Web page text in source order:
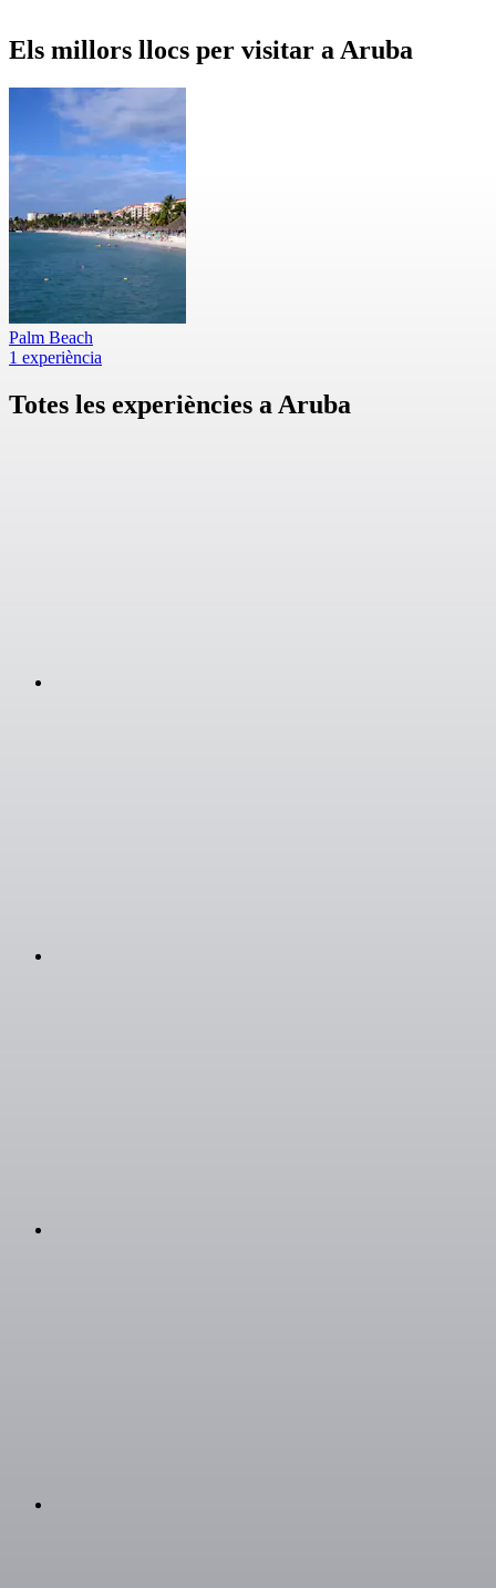
Els millors llocs per visitar a Aruba
Palm Beach
1 experiència
Totes les experiències a Aruba